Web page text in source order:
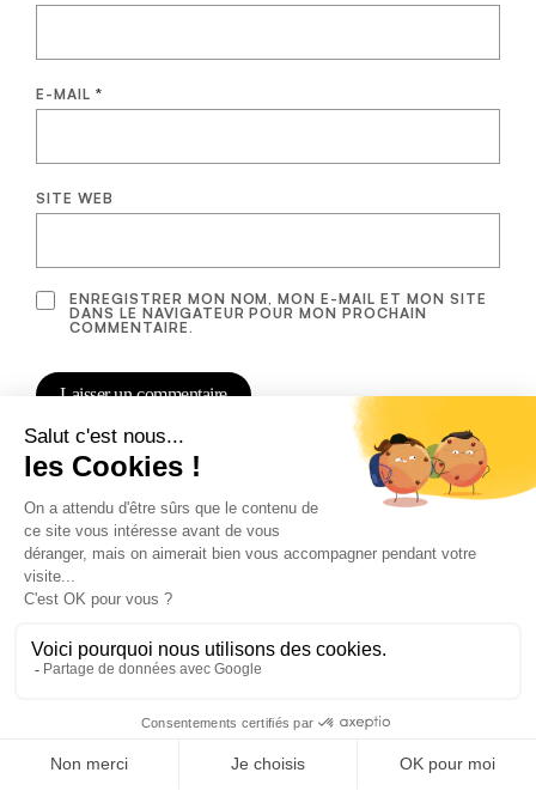
E-MAIL *
SITE WEB
ENREGISTRER MON NOM, MON E-MAIL ET MON SITE
DANS LE NAVIGATEUR POUR MON PROCHAIN
COMMENTAIRE.
Conditions générales de ventes
Politique de confidentialité
Politique en matière de remboursements et de retours